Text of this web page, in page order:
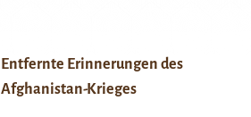
Entfernte Erinnerungen des
Afghanistan-Krieges